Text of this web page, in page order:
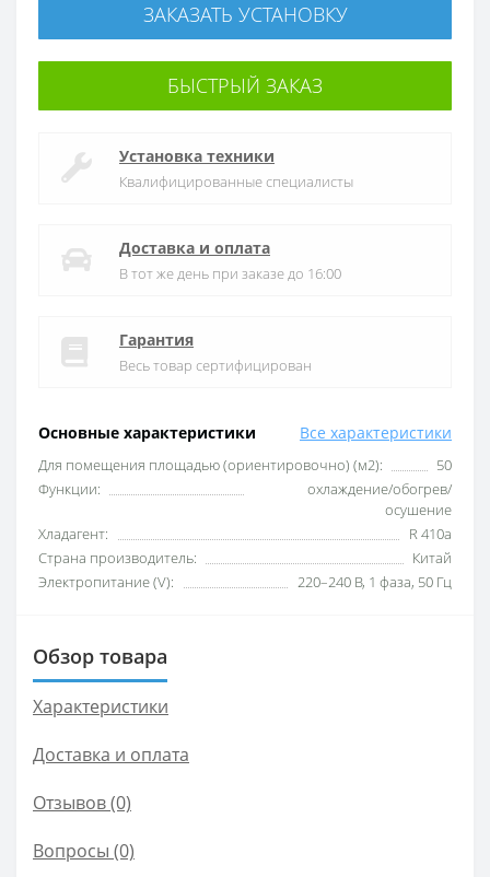
Основные характеристики Все характеристики
Для помещения площадью (ориентировочно) (м2):
50
Функции:
охлаждение/обогрев/
осушение
Хладагент:
R 410a
Страна производитель:
Китай
Электропитание (V):
220–240 B, 1 фаза, 50 Гц
ЗАКАЗАТЬ УСТАНОВКУ
БЫСТРЫЙ ЗАКАЗ
Установка техники
Квалифицированные специалисты
Доставка и оплата
В тот же день при заказе до 16:00
Гарантия
Весь товар сертифицирован
Обзор товара
Характеристики
Доставка и оплата
Отзывов (0)
Вопросы (0)